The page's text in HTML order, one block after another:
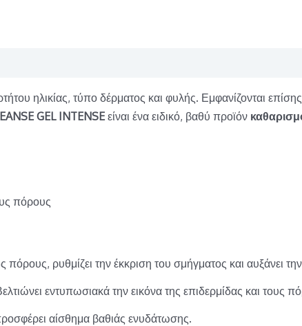
ηλικίας, τύπο δέρματος και φυλής. Εμφανίζονται
GEL INTENSEείναι ένα ειδικό, βαθύ προϊόν
πόρους
ρυθμίζει την έκκριση του σμήγματος και αυξάνει
εντυπωσιακά την εικόνα της επιδερμίδας και τους
αίσθημα βαθιάς ενυδάτωσης.